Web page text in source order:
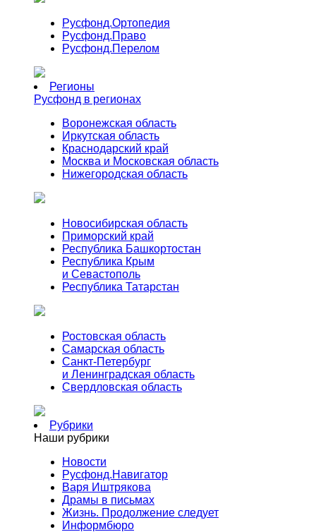
Русфонд.Ортопедия
Русфонд.Право
Русфонд.Перелом
Регионы
Русфонд в регионах
Воронежская область
Иркутская область
Краснодарский край
Москва и Московская область
Нижегородская область
Новосибирская область
Приморский край
Республика Башкортостан
Республика Крым
и Севастополь
Республика Татарстан
Ростовская область
Самарская область
Санкт-Петербург
и Ленинградская область
Свердловская область
Рубрики
Наши рубрики
Новости
Русфонд.Навигатор
Варя Иштрякова
Драмы в письмах
Жизнь. Продолжение следует
Информбюро